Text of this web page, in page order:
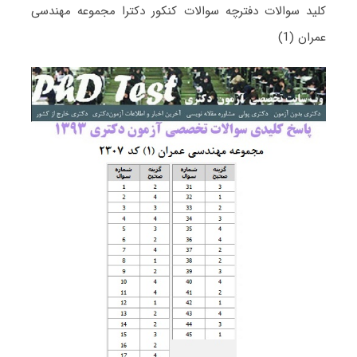
کلید سوالات دفترچه سوالات کنکور دکترا مجموعه مهندسی
عمران (1)